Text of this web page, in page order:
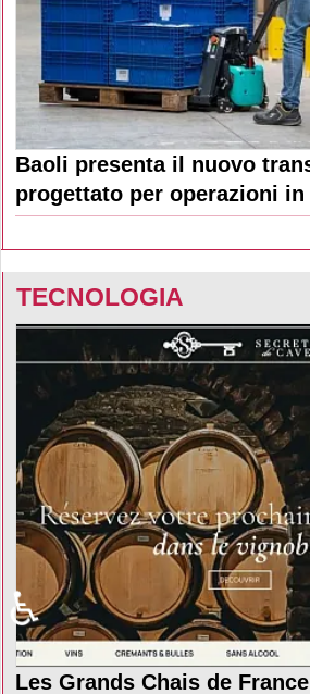
Baoli presenta il nuovo
progettato per operazioni
TECNOLOGIA
Les Grands Chais de